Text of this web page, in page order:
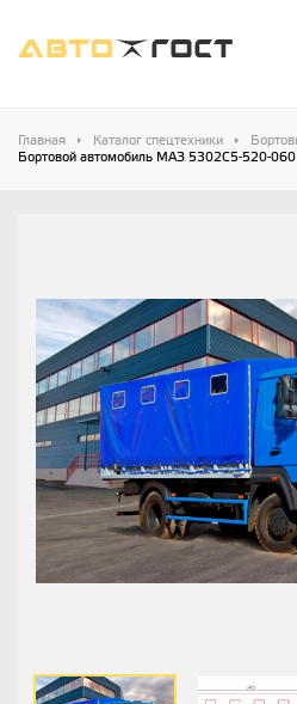
Главная Каталог спецтехники
Бортовой автомобиль МАЗ 5302С5-520-060